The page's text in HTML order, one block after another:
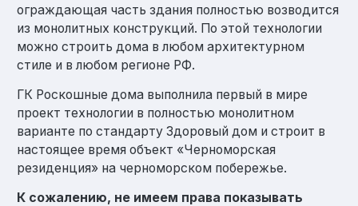
ограждающая часть здания полностью возводится
из монолитных конструкций. По этой технологии
можно строить дома в любом архитектурном
стиле и в любом регионе РФ.
ГК Роскошные дома выполнила первый в мире
проект технологии в полностью монолитном
варианте по стандарту Здоровый дом и строит в
настоящее время объект «Черноморская
резиденция» на черноморском побережье.
К сожалению, не имеем права показывать